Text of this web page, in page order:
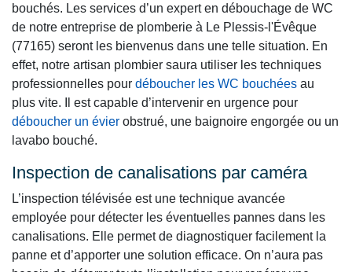
bouchés. Les services d’un expert en débouchage de WC
de notre entreprise de plomberie à Le Plessis-l'Évêque
(77165) seront les bienvenus dans une telle situation. En
effet, notre artisan plombier saura utiliser les techniques
professionnelles pour déboucher les WC bouchées au
plus vite. Il est capable d’intervenir en urgence pour
déboucher un évier obstrué, une baignoire engorgée ou un
lavabo bouché.
Inspection de canalisations par caméra
L’inspection télévisée est une technique avancée
employée pour détecter les éventuelles pannes dans les
canalisations. Elle permet de diagnostiquer facilement la
panne et d’apporter une solution efficace. On n’aura pas